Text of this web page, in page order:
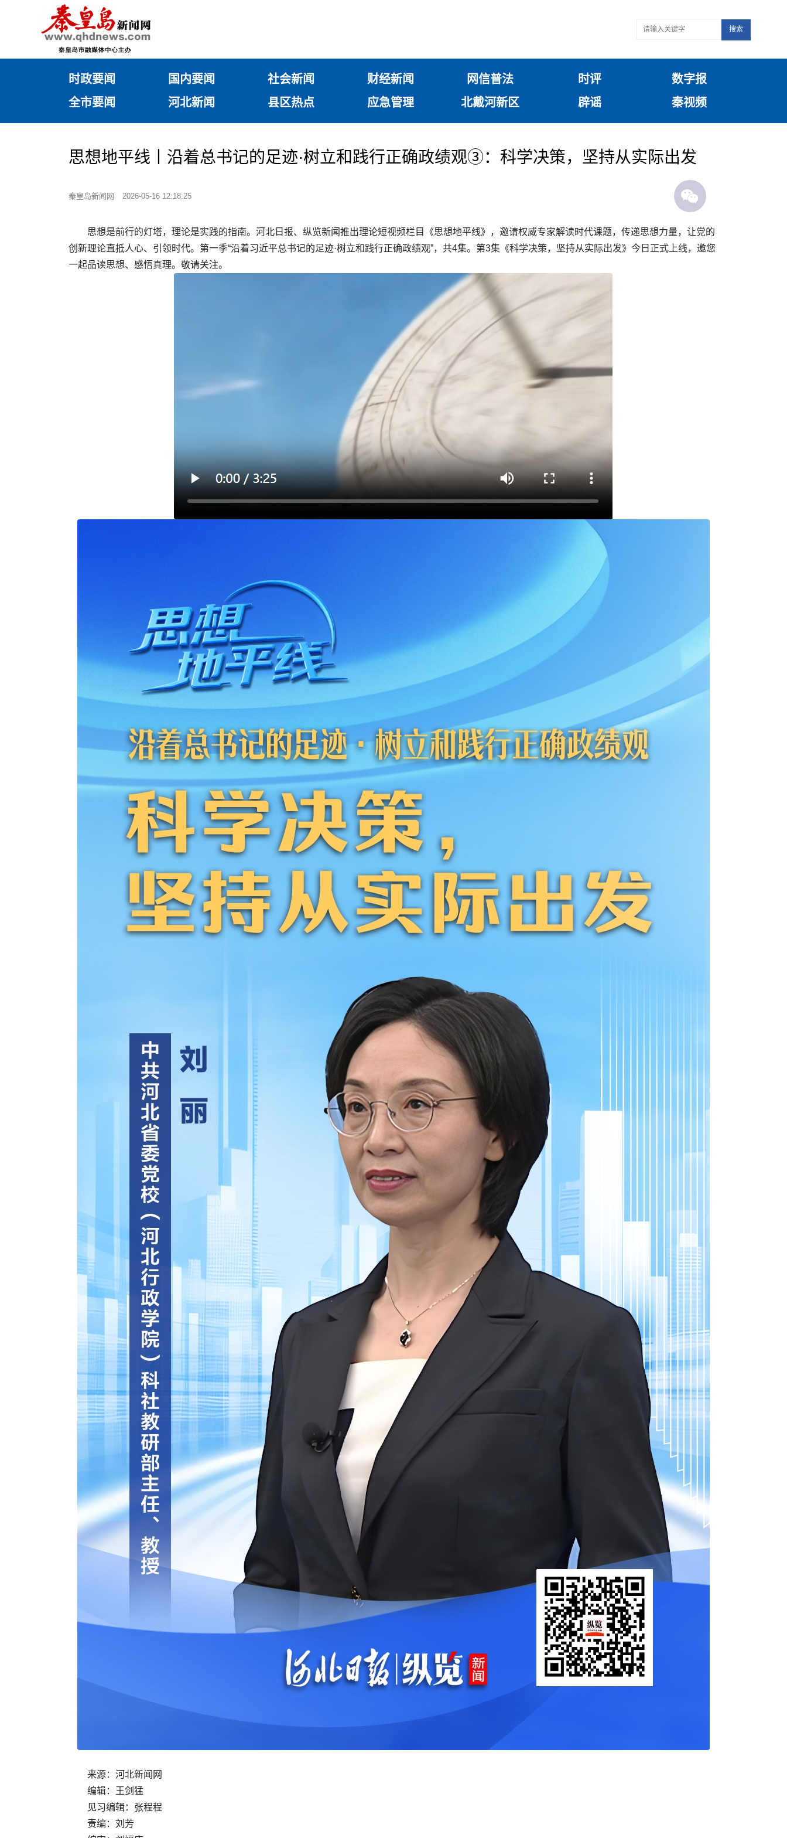
搜索
时政要闻 国内要闻 社会新闻 财经新闻 网信普法 时评
数字报
全市要闻
河北新闻 县区热点 应急管理 北戴河新区 辟谣 秦视频
思想地平线丨沿着总书记的足迹·树立和践行正确政绩观③：科学决策，坚持从实际出发
秦皇岛新闻网 2026-05-16 12:18:25
思想是前行的灯塔，理论是实践的指南。河北日报、纵览新闻推出理论短视频栏目《思想地平线》，邀请权威专家解读时代课题，传递思想力量，让党的
创新理论直抵人心、引领时代。第一季“沿着习近平总书记的足迹·树立和践行正确政绩观”，共4集。第3集《科学决策，坚持从实际出发》今日正式上线，邀您
一起品读思想、感悟真理。敬请关注。
来源：河北新闻网
编辑：王剑猛
见习编辑：张程程
责编：刘芳